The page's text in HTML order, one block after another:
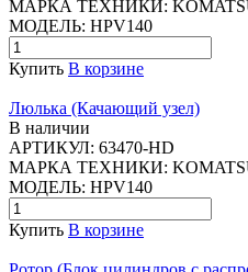
МАРКА ТЕХНИКИ:
МОДЕЛЬ: HPV140
Купить В корзине
Люлька (Качающий узел)
В наличии
АРТИКУЛ: 63470-HD
МАРКА ТЕХНИКИ:
МОДЕЛЬ: HPV140
Купить В корзине